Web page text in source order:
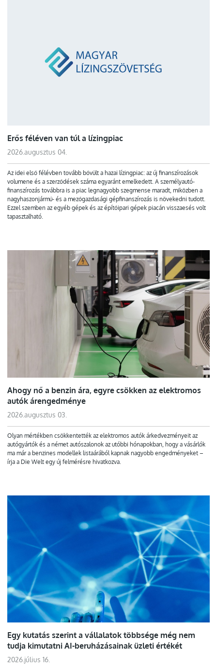
Erős féléven van túl a lízingpiac
2026.augusztus 04.
Az idei első félévben tovább bővült a hazai lízingpiac: az új finanszírozások
volumene és a szerződések száma egyaránt emelkedett. A személyautó-
finanszírozás továbbra is a piac legnagyobb szegmense maradt, miközben a
nagyhaszonjármű- és a mezőgazdasági gépfinanszírozás is növekedni tudott.
Ezzel szemben az egyéb gépek és az építőipari gépek piacán visszaesés volt
tapasztalható.
Ahogy nő a benzin ára, egyre csökken az elektromos
autók árengedménye
2026.augusztus 03.
Olyan mértékben csökkentették az elektromos autók árkedvezményeit az
autógyártók és a német autószalonok az utóbbi hónapokban, hogy a vásárlók
ma már a benzines modellek listaárából kapnak nagyobb engedményeket –
írja a Die Welt egy új felmérésre hivatkozva.
Egy kutatás szerint a vállalatok többsége még nem
tudja kimutatni AI-beruházásainak üzleti értékét
2026.július 16.